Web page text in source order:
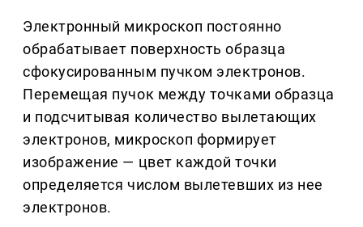
Электронный микроскоп постоянно
обрабатывает поверхность образца
сфокусированным пучком электронов.
Перемещая пучок между точками образца
и подсчитывая количество вылетающих
электронов, микроскоп формирует
изображение — цвет каждой точки
определяется числом вылетевших из нее
электронов.